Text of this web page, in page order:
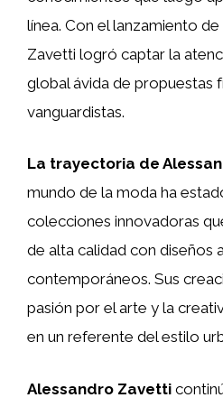
línea. Con el lanzamiento
Zavetti logró captar la
global ávida de propuestas
vanguardistas.
La trayectoria de
mundo de la moda ha
colecciones innovadoras
de alta calidad con diseños
contemporáneos. Sus
pasión por el arte y la
en un referente del estilo
Alessandro Zavetti